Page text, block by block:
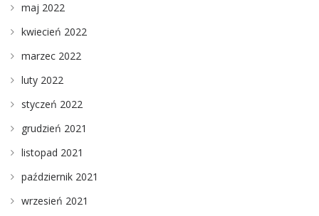
maj 2022
kwiecień 2022
marzec 2022
luty 2022
styczeń 2022
grudzień 2021
listopad 2021
październik 2021
wrzesień 2021